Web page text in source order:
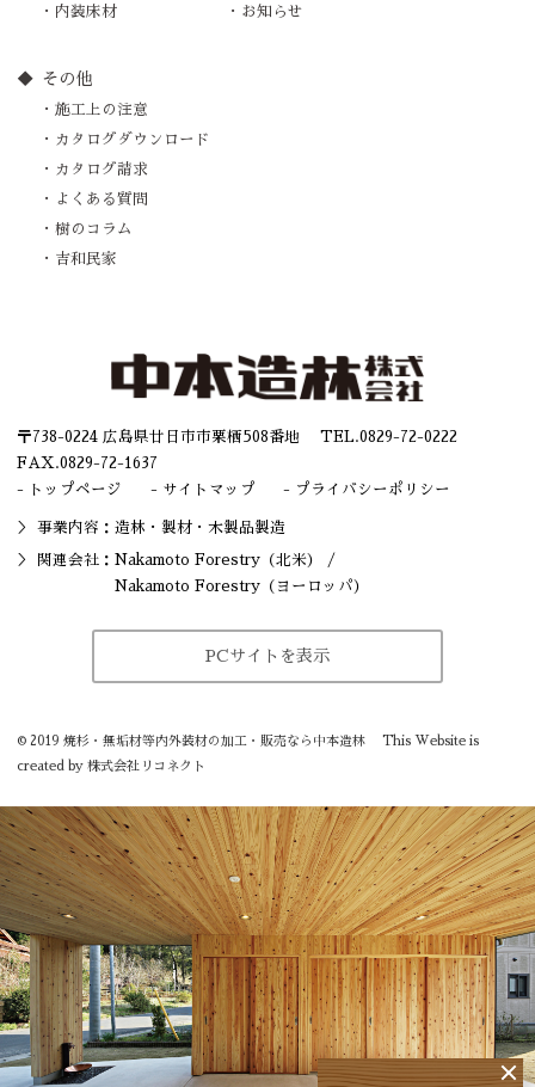
内装床材 お知らせ
その他
施工上の注意
カタログダウンロード
カタログ請求
よくある質問
樹のコラム
吉和民家
〒738-0224 広島県廿日市市栗栖508番地 TEL.0829-72-0222
FAX.0829-72-1637
トップページ
サイトマップ プライバシーポリシー
事業内容：造林・製材 ・木製品製造
関連会社： Nakamoto Forestry（北米）
/
Nakamoto Forestry（ヨーロッパ）
PCサイトを表示
© 2019 焼杉・無垢材等内外装材の加工・販売なら中本造林
This Website is
created by株式会社リコネクト